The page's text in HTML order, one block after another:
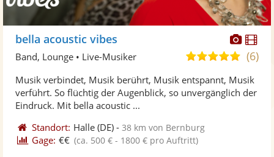
Fotos
bella acoustic vibes
5,0
5
(6)
Band, Lounge • Live-Musiker
Musik verbindet, Musik berührt, Musik entspannt, Musik
verführt. So flüchtig der Augenblick, so unvergänglich der
Eindruck. Mit bella acoustic ...
Standort: Halle (DE) -38 km von Bernburg
Gage: €€ (ca. 500 € - 1800 € pro Auftritt)